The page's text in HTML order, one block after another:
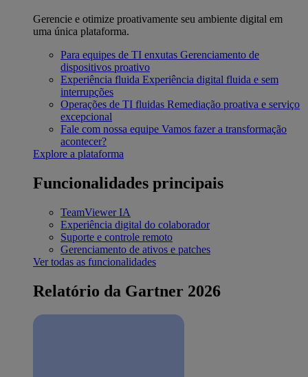
Gerencie e otimize proativamente seu ambiente digital em
uma única plataforma.
Para equipes de TI enxutas Gerenciamento de
dispositivos proativo
Experiência fluida Experiência digital fluida e sem
interrupções
Operações de TI fluidas Remediação proativa e serviço
excepcional
Fale com nossa equipe Vamos fazer a transformação
acontecer?
Explore a plataforma
Funcionalidades principais
TeamViewer IA
Experiência digital do colaborador
Suporte e controle remoto
Gerenciamento de ativos e patches
Ver todas as funcionalidades
Relatório da Gartner 2026